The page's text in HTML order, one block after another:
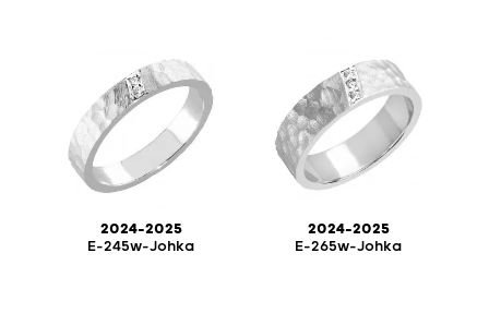
2024-2025
E-245w-Johka
2024-2025
E-265w-Johka